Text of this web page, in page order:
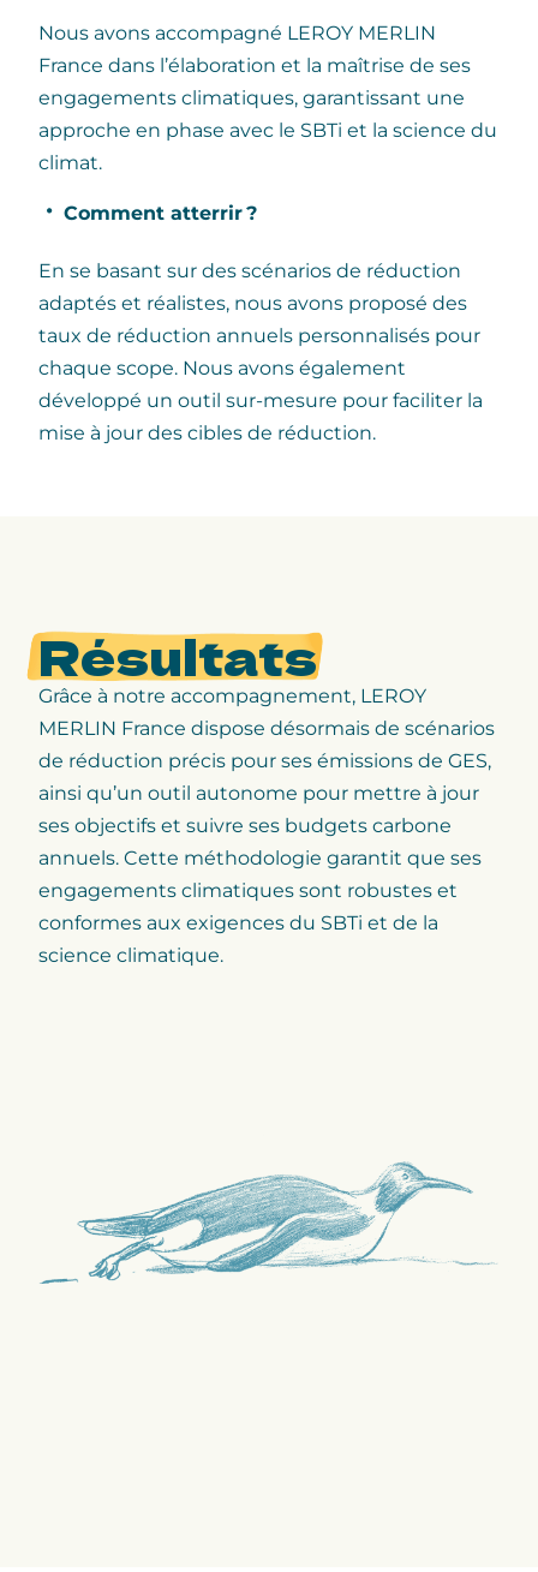
Nous avons accompagné LEROY MERLIN
France dans l’élaboration et la maîtrise de ses
engagements climatiques, garantissant une
approche en phase avec le SBTi et la science du
climat.
Comment atterrir ?
En se basant sur des scénarios de réduction
adaptés et réalistes, nous avons proposé des
taux de réduction annuels personnalisés pour
chaque scope. Nous avons également
développé un outil sur-mesure pour faciliter la
mise à jour des cibles de réduction.
Résultats
Grâce à notre accompagnement, LEROY
MERLIN France dispose désormais de scénarios
de réduction précis pour ses émissions de GES,
ainsi qu’un outil autonome pour mettre à jour
ses objectifs et suivre ses budgets carbone
annuels. Cette méthodologie garantit que ses
engagements climatiques sont robustes et
conformes aux exigences du SBTi et de la
science climatique.